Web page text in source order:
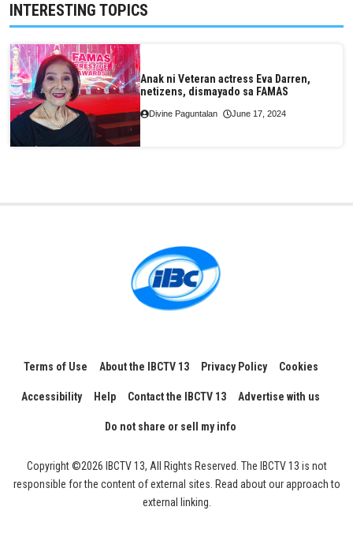
INTERESTING TOPICS
Anak ni Veteran actress Eva Darren,
netizens, dismayado sa FAMAS
Divine Paguntalan June 17, 2024
Terms of Use About the IBCTV 13 Privacy Policy Cookies
Accessibility Help Contact the IBCTV 13 Advertise with us
Do not share or sell my info
Copyright ©2026 IBCTV 13, All Rights Reserved. The IBCTV 13 is not
responsible for the content of external sites. Read about our approach to
external linking.